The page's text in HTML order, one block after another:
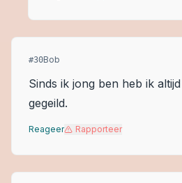
#30Bob
Sinds ik jong ben heb ik
gegeild.
Reageer Rapporteer